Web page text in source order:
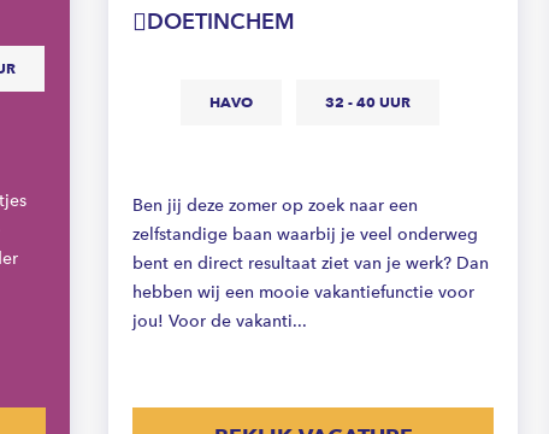
DOETINCHEM
HAVO 32 - 40 UUR
Ben jij deze zomer op zoek naar een
zelfstandige baan waarbij je veel onderweg
bent en direct resultaat ziet van je werk? Dan
hebben wij een mooie vakantiefunctie voor
jou! Voor de vakanti...